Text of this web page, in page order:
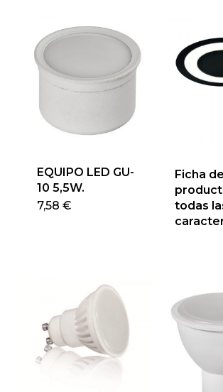
EQUIPO LED GU-
10 5,5W.
7,58 €
producto
opciones
pueden
Ficha de
todas